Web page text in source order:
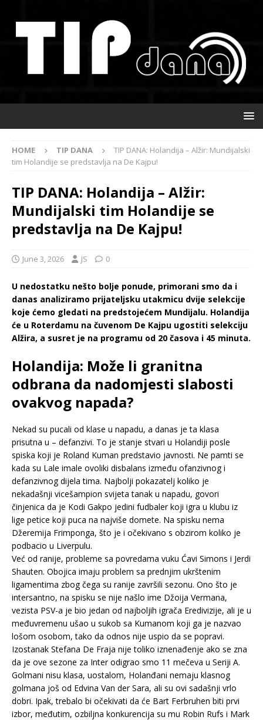
HOME TIP DANA
TIP DANA: Holandija – Alžir: Mundijalski
tim Holandije se predstavlja na De Kajpu!
TIP DANA: Holandija – Alžir:
Mundijalski tim Holandije se
predstavlja na De Kajpu!
June 3, 2026 JS 0
U nedostatku nešto bolje ponude, primorani smo da i
danas analiziramo prijateljsku utakmicu dvije selekcije
koje ćemo gledati na predstojećem Mundijalu. Holandija
će u Roterdamu na čuvenom De Kajpu ugostiti selekciju
Alžira, a susret je na programu od 20 časova i 45 minuta.
Holandija: Može li granitna
odbrana da nadomjesti slabosti
ovakvog napada?
Nekad su pucali od klase u napadu, a danas je ta klasa
prisutna u – defanzivi. To je stanje stvari u Holandiji posle
spiska koji je Roland Kuman predstavio javnosti. Ne pamti se
kada su Lale imale ovoliki disbalans između ofanzivnog i
defanzivnog dijela tima. Najbolji pokazatelj koliko je
nekadašnji vicešampion svijeta tanak u napadu, govori
činjenica da je Kodi Gakpo jedini fudbaler koji igra u klubu iz
lige petice koji puca na najviše domete. Na spisku nema
Džeremija Frimponga, što je i očekivano s obzirom koliko je
podbacio u Liverpulu.
Već od ranije, probleme sa povredama vuku Ćavi Simons i Jerdi
Shauten. Obojica imaju problem sa prednjim ukrštenim
ligamentima zbog čega su ranije završili sezonu. Ono što je
intersantno, na spisku se nije našlo ime Džoija Vermana,
vezista PSV-a je bio jedan od najboljih igrača Eredivizije, ali je u
međuvremenu ušao u sukob sa Kumanom koji ga je nazvao
lošom osobom, tako da odnos nije uspio da se popravi.
Izostanak Stefana De Fraja nije toliko iznenađenje ako se zna
da je ove sezone za Inter odigrao smo 11 mečeva u Seriji A.
Golmani nisu klasa, uostalom, Holanđani nemaju klasnog
golmana još od Edvina Van der Sara, ali su ovi sadašnji vrlo
dobri. Ipak, trebalo bi očekivati da će Bart Ferbruhen biti prvi
izbor, međutim, ozbiljna konkurencija su mu Robin Rufs i Mark